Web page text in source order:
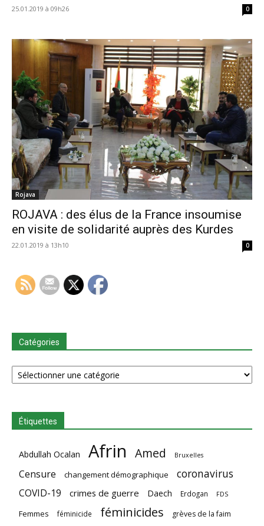
25.01.2019 à 09h26 0
Rojava
ROJAVA : des élus de la France insoumise
en visite de solidarité auprès des Kurdes
22.01.2019 à 13h10 0
Catégories
Catégories
Étiquettes
Abdullah Ocalan Afrin Amed Bruxelles
Censure changement démographique coronavirus
COVID-19 crimes de guerre Daech Erdogan FDS
Femmes féminicide féminicides grèves de la faim